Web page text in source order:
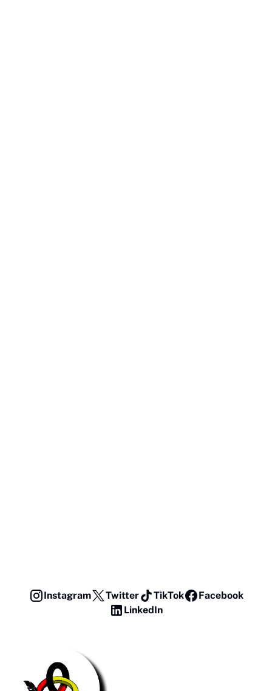
Instagram Twitter TikTok
Facebook
LinkedIn